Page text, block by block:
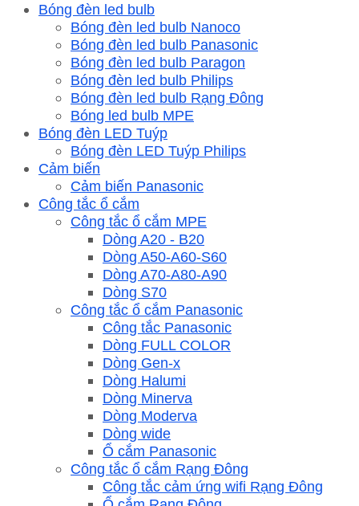
30,000₫.là:
25,000₫.
Bóng đèn led bulb
Bóng đèn led bulb Nanoco
Bóng đèn led bulb Panasonic
Bóng đèn led bulb Paragon
Bóng đèn led bulb Philips
Bóng đèn led bulb Rạng Đông
Bóng led bulb MPE
Bóng đèn LED Tuýp
Bóng đèn LED Tuýp Philips
Cảm biến
Cảm biến Panasonic
Công tắc ổ cắm
Công tắc ổ cắm MPE
Dòng A20 - B20
Dòng A50-A60-S60
Dòng A70-A80-A90
Dòng S70
Công tắc ổ cắm Panasonic
Công tắc Panasonic
Dòng FULL COLOR
Dòng Gen-x
Dòng Halumi
Dòng Minerva
Dòng Moderva
Dòng wide
Ổ cắm Panasonic
Công tắc ổ cắm Rạng Đông
Công tắc cảm ứng wifi Rạng Đông